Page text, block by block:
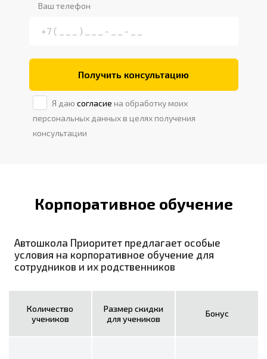
Ваш телефон
Получить консультацию
Я даю согласие на обработку моих
персональных данных в целях получения
консультации
Корпоративное обучение
Автошкола Приоритет предлагает особые
условия на корпоративное обучение для
сотрудников и их родственников
Количество
учеников
Размер скидки
для учеников
Бонус